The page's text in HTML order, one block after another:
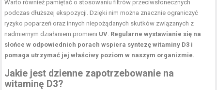
Warto również pamiętać o stosowaniu filtrów przeciwsłonecznych
podczas dłuższej ekspozycji. Dzięki nim można znacznie ograniczyć
ryzyko poparzeń oraz innych niepożądanych skutków związanych z
nadmiernym działaniem promieni UV Regularne wystawianie się na
słońce w odpowiednich porach wspiera syntezę witaminy D3 i
pomaga utrzymać jej właściwy poziom w naszym organizmie.
Jakie jest dzienne zapotrzebowanie na
witaminę D3?